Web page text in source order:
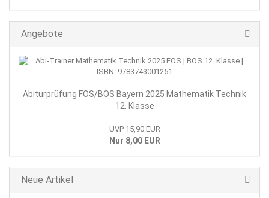
Angebote
Abiturprüfung FOS/BOS Bayern 2025 Mathematik Technik
12. Klasse
UVP 15,90 EUR
Nur 8,00 EUR
Neue Artikel